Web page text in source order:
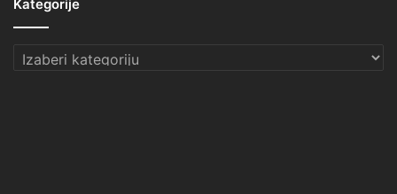
Kategorije
Kategorije